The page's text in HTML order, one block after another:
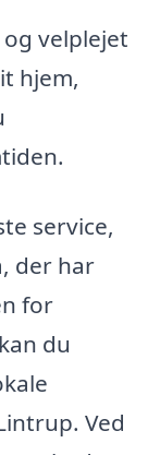
velplejet
hjem,
service,
der har
for
du
Ved